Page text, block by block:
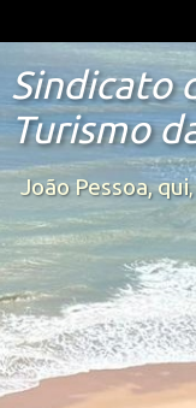
Sindicato
Turismo
João Pessoa, qui